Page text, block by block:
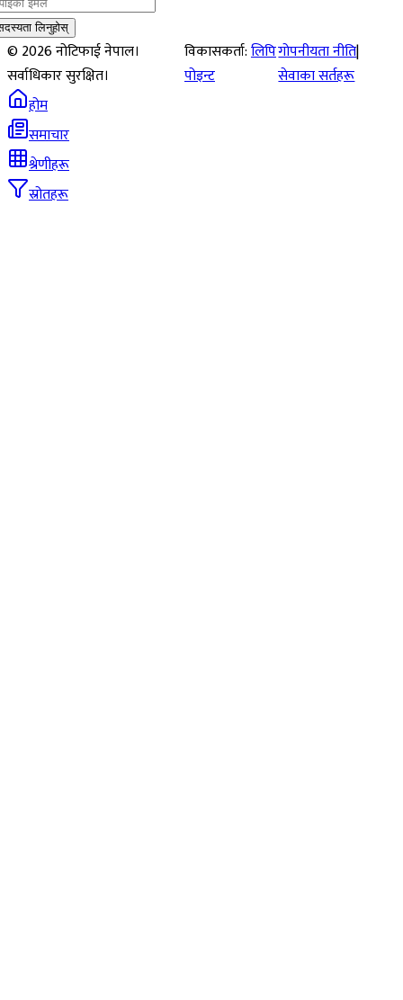
लिनुहोस्
©2026नोटिफाई नेपाल।
सर्वाधिकार सुरक्षित।
विकासकर्ता:लिपि
पोइन्ट
गोपनीयता नीति|
सेवाका सर्तहरू
होम
समाचार
श्रेणीहरू
स्रोतहरू